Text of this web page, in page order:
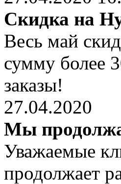
Скидка на
Весь май
сумму более
заказы!
27.04.2020
Мы
Уважаемые
продолжает